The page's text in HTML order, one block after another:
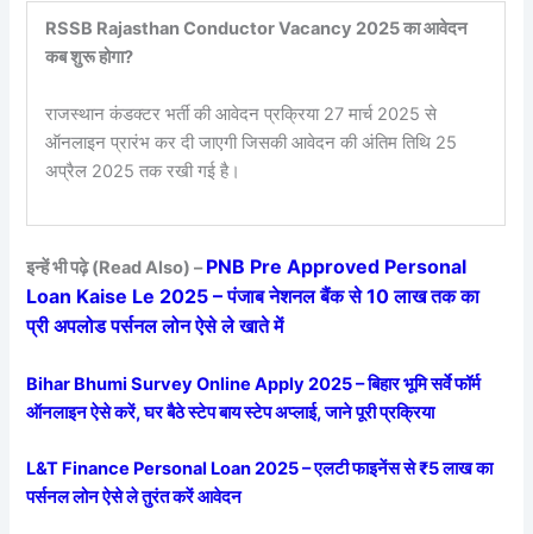
RSSB Rajasthan Conductor Vacancy 2025 का आवेदन
कब शुरू होगा?
राजस्थान कंडक्टर भर्ती की आवेदन प्रक्रिया 27 मार्च 2025 से
ऑनलाइन प्रारंभ कर दी जाएगी जिसकी आवेदन की अंतिम तिथि 25
अप्रैल 2025 तक रखी गई है।
इन्हें भी पढ़े (Read Also) –PNB Pre Approved Personal
Loan Kaise Le 2025 – पंजाब नेशनल बैंक से 10 लाख तक का
प्री अपलोड पर्सनल लोन ऐसे ले खाते में
Bihar Bhumi Survey Online Apply 2025 – बिहार भूमि सर्वे फॉर्म
ऑनलाइन ऐसे करें, घर बैठे स्टेप बाय स्टेप अप्लाई, जाने पूरी प्रक्रिया
L&T Finance Personal Loan 2025 – एलटी फाइनेंस से ₹5 लाख का
पर्सनल लोन ऐसे ले तुरंत करें आवेदन